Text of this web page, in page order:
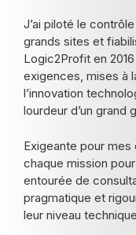
J’ai piloté le
grands sites et
Logic2Profit en
exigences, mises à
l’innovation
lourdeur d’un grand
Exigeante pour mes
chaque mission
entourée de
pragmatique et
leur niveau